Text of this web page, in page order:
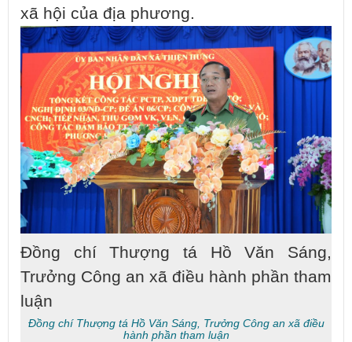
xã hội của địa phương.
Đồng chí Thượng tá Hồ Văn Sáng,
Trưởng Công an xã điều hành phần tham
luận
Đồng chí Thượng tá Hồ Văn Sáng, Trưởng Công an xã điều
hành phần tham luận